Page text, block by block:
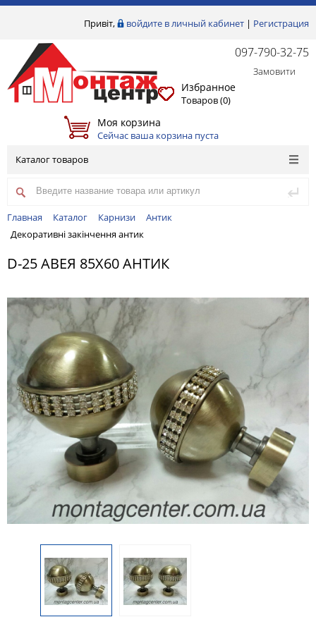
Привіт, войдите в личный кабинет | Регистрация
097-790-32-75
Замовити
Избранное
Товаров (0)
Моя корзина
Сейчас ваша корзина пуста
Каталог товаров
Главная Каталог Карнизи
Антик
Декоративні закінчення антик
D-25 АВЕЯ 85Х60 АНТИК